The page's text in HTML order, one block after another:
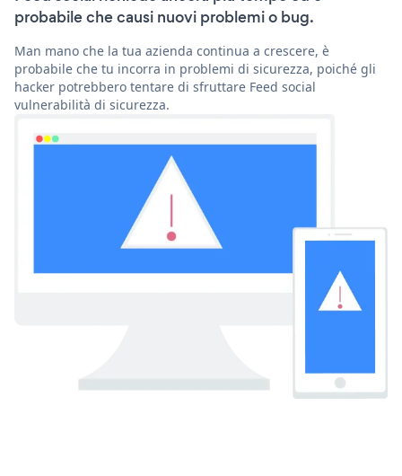
probabile che causi nuovi problemi o bug.
Man mano che la tua azienda continua a crescere, è
probabile che tu incorra in problemi di sicurezza, poiché gli
hacker potrebbero tentare di sfruttare Feed social
vulnerabilità di sicurezza.